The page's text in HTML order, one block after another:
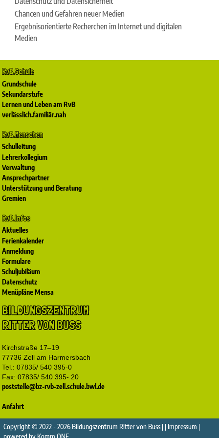
Chancen und Gefahren neuer Medien
Ergebnisorientierte Recherchen im Internet und digitalen
Medien
RvB.Schule
Grundschule
Sekundarstufe
Lernen und Leben am RvB
verlässlich.familiär.nah
RvB.Menschen
Schulleitung
Lehrerkollegium
Verwaltung
Ansprechpartner
Unterstützung und Beratung
Gremien
RvB.Infos
Aktuelles
Ferienkalender
Anmeldung
Formulare
Schuljubiläum
Datenschutz
Menüpläne Mensa
BILDUNGSZENTRUM
RITTER VON BUSS
Kirchstraße 17–19
77736 Zell am Harmersbach
Tel.: 07835/ 540 395-0
Fax: 07835/ 540 395- 20
poststelle@bz-rvb-zell.schule.bwl.de
Anfahrt
Copyright © 2022 - 2026 Bildungszentrum Ritter von Buss | | Impressum